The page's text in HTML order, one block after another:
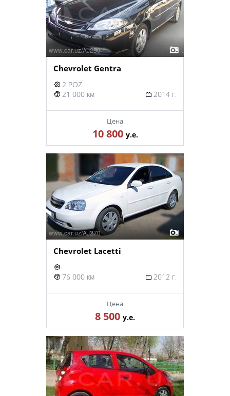
Chevrolet Gentra
2 POZ.
21 000 км
2014 г.
Цена
10 800 у.е.
Chevrolet Lacetti
76 000 км 2012 г.
Цена
8 500 у.е.